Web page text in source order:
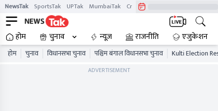
NewsTak SportsTak UPTak MumbaiTak CrimeTak
होम चुनाव न्यूज़ राजनीति एजुकेशन
होम चुनाव विधानसभा चुनाव पश्चिम बंगाल विधानसभा चुनाव Kulti Election
ADVERTISEMENT